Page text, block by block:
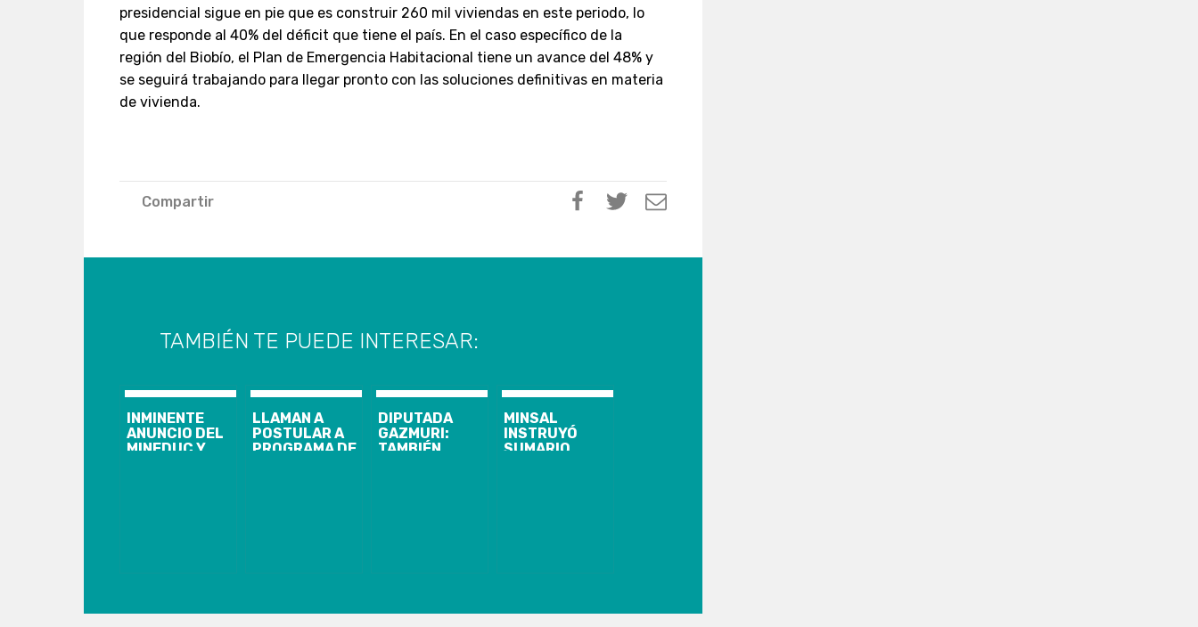
presidencial sigue en pie que es construir 260 mil viviendas en este periodo, lo
que responde al 40% del déficit que tiene el país. En el caso específico de la
región del Biobío, el Plan de Emergencia Habitacional tiene un avance del 48% y
se seguirá trabajando para llegar pronto con las soluciones definitivas en materia
de vivienda.
Compartir
TAMBIÉN TE PUEDE INTERESAR:
INMINENTE
ANUNCIO DEL
MINEDUC Y
LLAMAN A
POSTULAR A
PROGRAMA DE
DIPUTADA
GAZMURI:
TAMBIÉN
MINSAL
INSTRUYÓ
SUMARIO